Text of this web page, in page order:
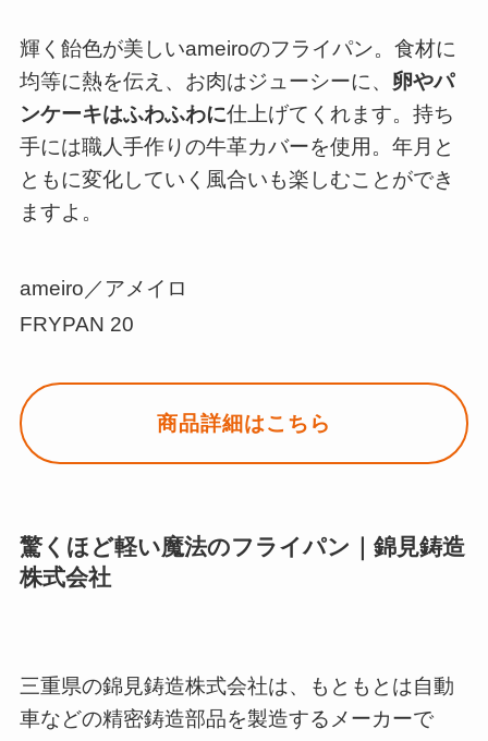
輝く飴色が美しいameiroのフライパン。食材に
均等に熱を伝え、お肉はジューシーに、 卵やパ
ンケーキはふわふわに仕上げてくれます。持ち
手には職人手作りの牛革カバーを使用。年月と
ともに変化していく風合いも楽しむことができ
ますよ。
ameiro／アメイロ
FRYPAN 20
商品詳細はこちら
驚くほど軽い魔法のフライパン｜錦見鋳造
株式会社
三重県の錦見鋳造株式会社は、もともとは自動
車などの精密鋳造部品を製造するメーカーで